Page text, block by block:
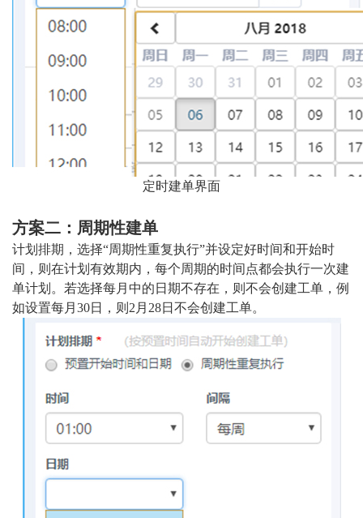
定时建单界面
方案二：周期性建单
计划排期，选择“周期性重复执行”并设定好时间和开始时
间，则在计划有效期内，每个周期的时间点都会执行一次建
单计划。若选择每月中的日期不存在，则不会创建工单，例
如设置每月30日，则2月28日不会创建工单。